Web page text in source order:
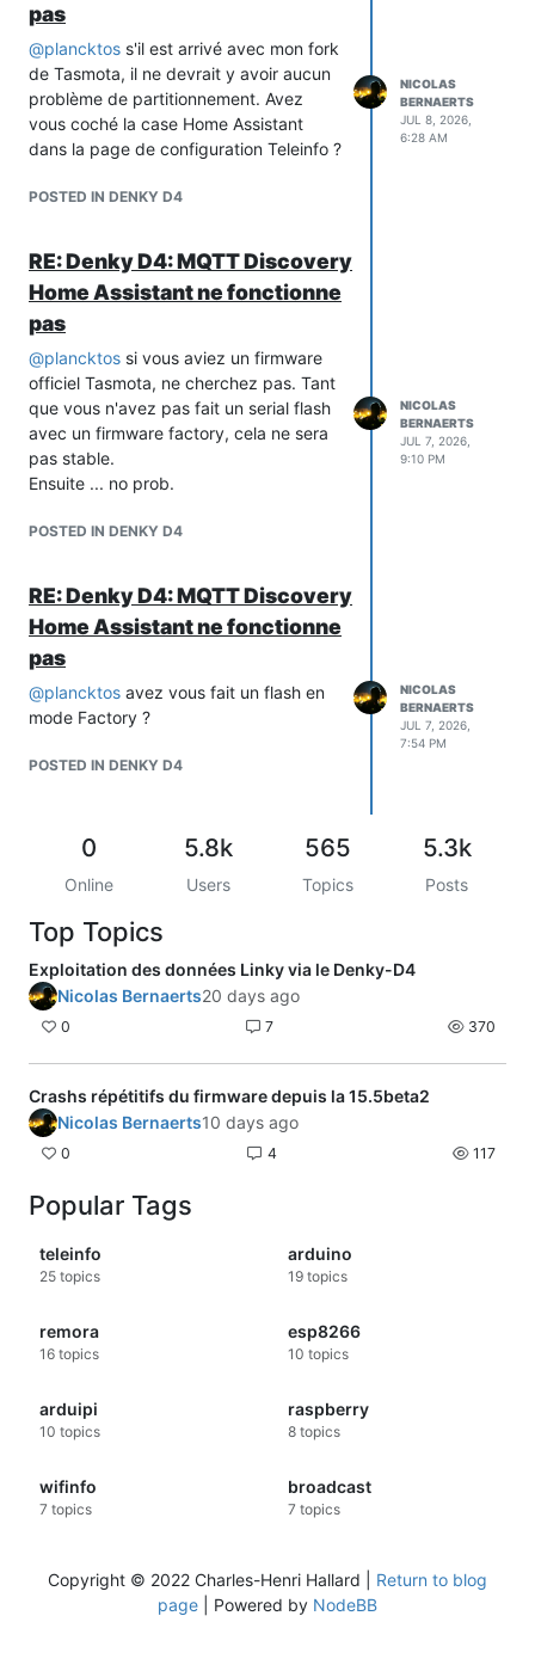
pas
@plancktos s'il est arrivé avec mon fork
de Tasmota, il ne devrait y avoir aucun
problème de partitionnement. Avez
vous coché la case Home Assistant
dans la page de configuration Teleinfo ?
POSTED IN DENKY D4
NICOLAS
BERNAERTS
JUL 8, 2026,
6:28 AM
RE: Denky D4: MQTT Discovery
Home Assistant ne fonctionne
pas
@plancktos si vous aviez un firmware
officiel Tasmota, ne cherchez pas. Tant
que vous n'avez pas fait un serial flash
avec un firmware factory, cela ne sera
pas stable.
Ensuite ... no prob.
POSTED IN DENKY D4
NICOLAS
BERNAERTS
JUL 7, 2026,
9:10 PM
RE: Denky D4: MQTT Discovery
Home Assistant ne fonctionne
pas
@plancktos avez vous fait un flash en
mode Factory ?
POSTED IN DENKY D4
NICOLAS
BERNAERTS
JUL 7, 2026,
7:54 PM
0
Online
5.8k
Users
565
Topics
5.3k
Posts
Top Topics
Exploitation des données Linky via le Denky-D4
Nicolas Bernaerts20 days ago
0 7 370
Crashs répétitifs du firmware depuis la 15.5beta2
Nicolas Bernaerts10 days ago
0 4 117
Popular Tags
teleinfo
25 topics
arduino
19 topics
remora
16 topics
esp8266
10 topics
arduipi
10 topics
raspberry
8 topics
wifinfo
7 topics
broadcast
7 topics
Copyright © 2022 Charles-Henri Hallard | Return to blog
page | Powered by NodeBB